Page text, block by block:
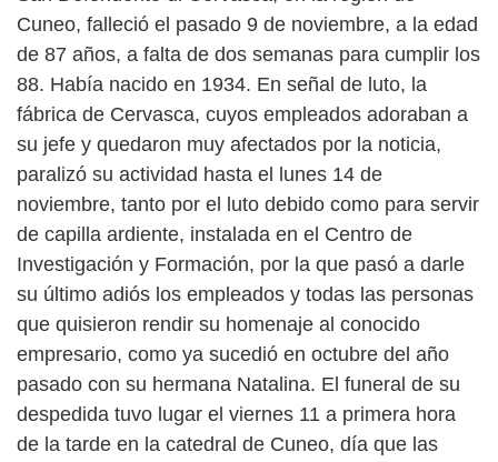
Cuneo, falleció el pasado 9 de noviembre, a la edad
de 87 años, a falta de dos semanas para cumplir los
88. Había nacido en 1934. En señal de luto, la
fábrica de Cervasca, cuyos empleados adoraban a
su jefe y quedaron muy afectados por la noticia,
paralizó su actividad hasta el lunes 14 de
noviembre, tanto por el luto debido como para servir
de capilla ardiente, instalada en el Centro de
Investigación y Formación, por la que pasó a darle
su último adiós los empleados y todas las personas
que quisieron rendir su homenaje al conocido
empresario, como ya sucedió en octubre del año
pasado con su hermana Natalina. El funeral de su
despedida tuvo lugar el viernes 11 a primera hora
de la tarde en la catedral de Cuneo, día que las